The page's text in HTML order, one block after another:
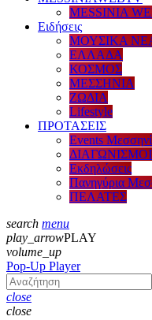
MESSINIA
Eιδήσεις
ΜΟΥΣΙΚΑ
ΕΛΛΑΔΑ
ΚΟΣΜΟΣ
ΜΕΣΣΗΝΙΑ
ΖΩΔΙΑ
Lifestyle
ΠΡΟΤΑΣΕΙΣ
Events
ΔΙΑΓΩΝΙΣΜΟΙ
Εκδηλώσεις
Πανηγύρια
ΠΕΛΑΤΕΣ
search menu
play_arrowPLAY
volume_up
Pop-Up Player
close
close